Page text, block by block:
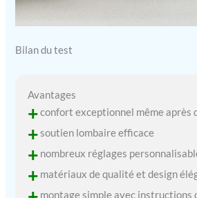
Bilan du test
Avantages
+confort exceptionnel même après
+soutien lombaire efficace
+ nombreux réglages
+ matériaux de qualité et design
montage simple avec instructions